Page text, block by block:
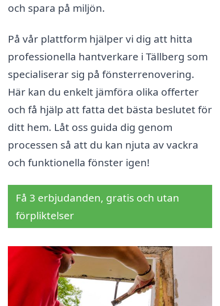
och spara på miljön.
På vår plattform hjälper vi dig att hitta
professionella hantverkare i Tällberg som
specialiserar sig på fönsterrenovering.
Här kan du enkelt jämföra olika offerter
och få hjälp att fatta det bästa beslutet för
ditt hem. Låt oss guida dig genom
processen så att du kan njuta av vackra
och funktionella fönster igen!
Få 3 erbjudanden, gratis och utan
förpliktelser